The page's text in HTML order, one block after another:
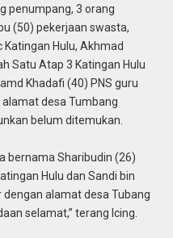
penumpang, 3 orang
(50) pekerjaan swasta,
Hulu, Akhmad
Satu Atap 3 Katingan Hulu
Khadafi (40) PNS guru
desa Tumbang
belum ditemukan.
bernama Sharibudin (26)
Hulu dan Sandi bin
alamat desa Tubang
selamat,” terang Icing.